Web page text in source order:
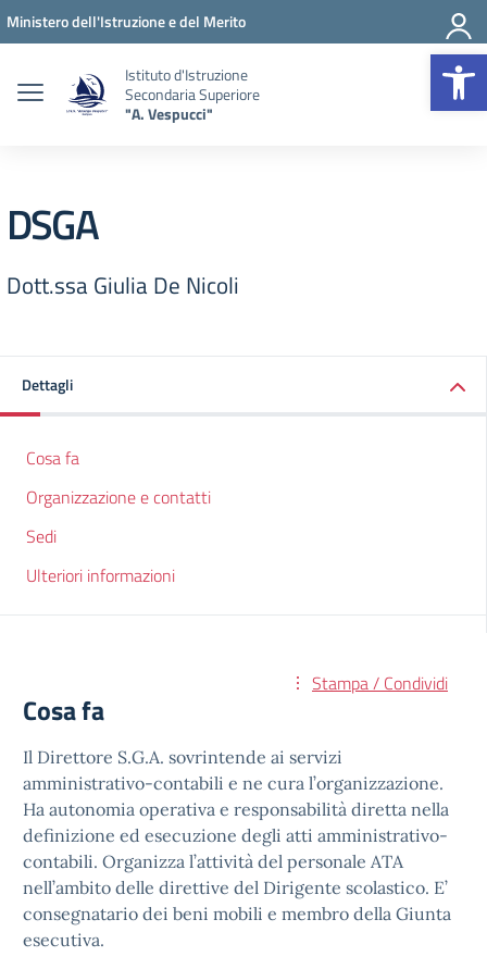
Vai ai contenuti
Vai al menu di navigazione
Vai al footer
Ministero dell'Istruzione e del Merito
Istituto d'Istruzione
Secondaria Superiore
"A. Vespucci"
DSGA
Dott.ssa Giulia De Nicoli
Dettagli
Cosa fa
Organizzazione e contatti
Sedi
Ulteriori informazioni
Stampa / Condividi
Cosa fa
Il Direttore S.G.A. sovrintende ai servizi
amministrativo-contabili e ne cura l’organizzazione.
Ha autonomia operativa e responsabilità diretta nella
definizione ed esecuzione degli atti amministrativo-
contabili. Organizza l’attività del personale ATA
nell’ambito delle direttive del Dirigente scolastico. E’
consegnatario dei beni mobili e membro della Giunta
esecutiva.